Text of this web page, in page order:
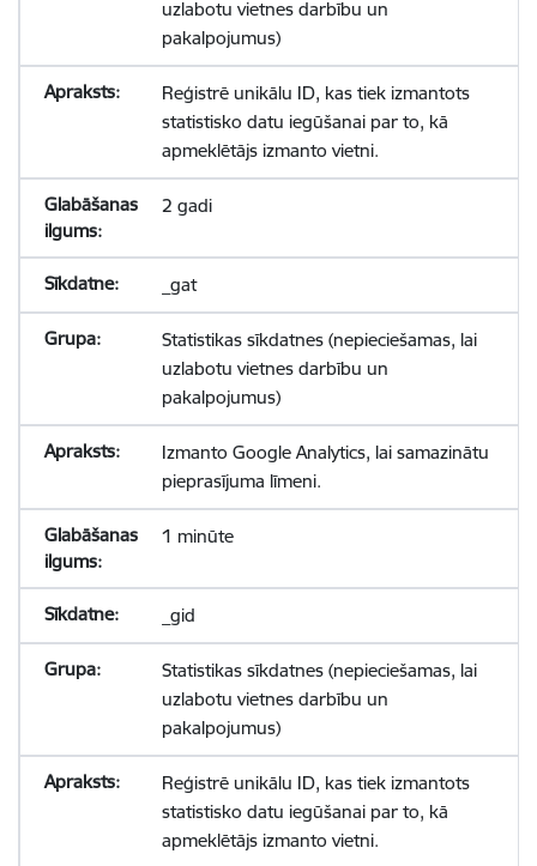
uzlabotu vietnes darbību un
pakalpojumus)
Reģistrē unikālu ID, kas tiek izmantots
statistisko datu iegūšanai par to, kā
apmeklētājs izmanto vietni.
2 gadi
_gat
Statistikas sīkdatnes (nepieciešamas, lai
uzlabotu vietnes darbību un
pakalpojumus)
Izmanto Google Analytics, lai samazinātu
pieprasījuma līmeni.
1 minūte
_gid
Statistikas sīkdatnes (nepieciešamas, lai
uzlabotu vietnes darbību un
pakalpojumus)
Reģistrē unikālu ID, kas tiek izmantots
statistisko datu iegūšanai par to, kā
apmeklētājs izmanto vietni.